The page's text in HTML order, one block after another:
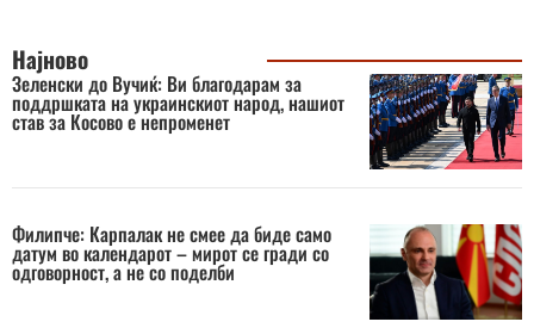
Најново
Зеленски до Вучиќ: Ви благодарам за
поддршката на украинскиот народ, нашиот
став за Косово е непроменет
Филипче: Карпалак не смее да биде само
датум во календарот – мирот се гради со
одговорност, а не со поделби